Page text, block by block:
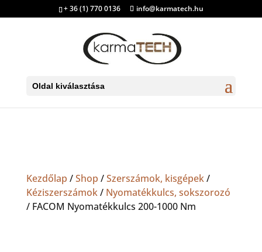
+ 36 (1) 770 0136 info@karmatech.hu
Oldal kiválasztása
Kezdőlap /Shop /Szerszámok, kisgépek/
Kéziszerszámok/ Nyomatékkulcs, sokszorozó
/ FACOM Nyomatékkulcs 200-1000 Nm